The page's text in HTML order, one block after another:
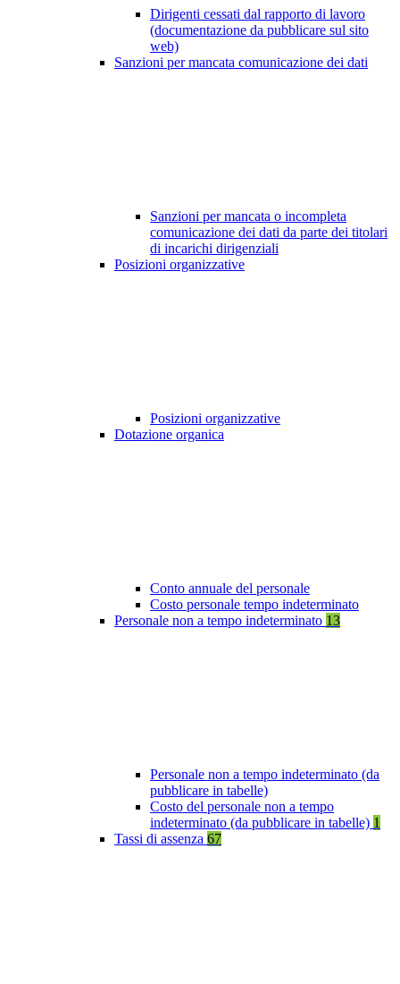
Dirigenti cessati dal rapporto di lavoro
(documentazione da pubblicare sul sito
web)
Sanzioni per mancata comunicazione dei dati
Sanzioni per mancata o incompleta
comunicazione dei dati da parte dei titolari
di incarichi dirigenziali
Posizioni organizzative
Posizioni organizzative
Dotazione organica
Conto annuale del personale
Costo personale tempo indeterminato
Personale non a tempo indeterminato 13
Personale non a tempo indeterminato (da
pubblicare in tabelle)
Costo del personale non a tempo
indeterminato (da pubblicare in tabelle) 1
Tassi di assenza 67